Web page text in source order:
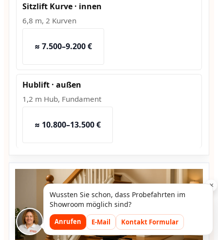
Sitzlift Kurve · innen
6,8 m, 2 Kurven
≈ 7.500–9.200 €
Hublift · außen
1,2 m Hub, Fundament
≈ 10.800–13.500 €
×
Wussten Sie schon, dass Probefahrten im
Showroom möglich sind?
Anrufen E-Mail Kontakt Formular